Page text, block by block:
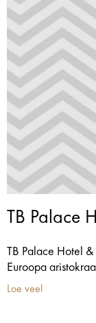
TB Palace
TB Palace Hotel &
Euroopa
Loe veel